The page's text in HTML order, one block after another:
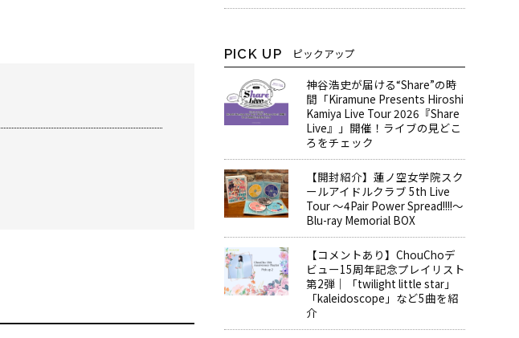
PICK UP ピックアップ
神谷浩史が届ける“Share”の時
間――「Kiramune Presents Hiroshi
Kamiya Live Tour 2026『Share
Live』」開催！ライブの見どこ
ろをチェック
【開封紹介】蓮ノ空女学院スク
ールアイドルクラブ 5th Live
Tour ～4Pair Power Spread!!!!～
Blu-ray Memorial BOX
【コメントあり】ChouChoデ
ビュー15周年記念プレイリスト
第2弾｜「twilight little star」
「kaleidoscope」など5曲を紹
介